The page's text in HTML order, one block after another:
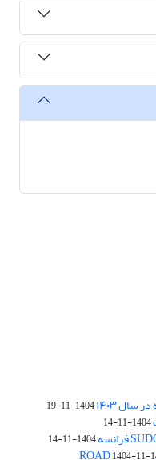
1404-11-19
1404-11-14
1404-11-14